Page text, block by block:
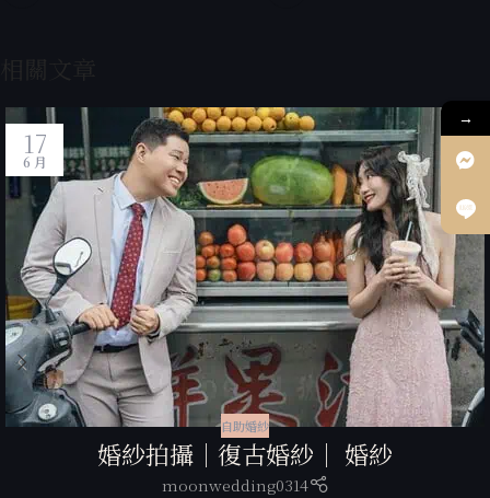
17
6 月
自助婚紗
婚紗拍攝｜復古婚紗｜ 婚紗
moonwedding0314
→